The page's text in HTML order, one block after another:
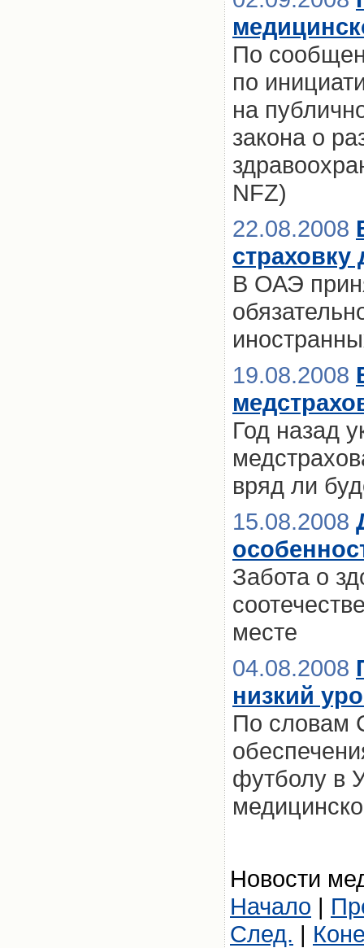
По
по
на
закона о
NFZ)
22.08.2008
страховку
В ОАЭ
19.08.2008
Год назад
вряд ли
15.08.2008
Забота о
месте
04.08.2008
низкий
По словам
футболу в
Новости
Начало |
След. |